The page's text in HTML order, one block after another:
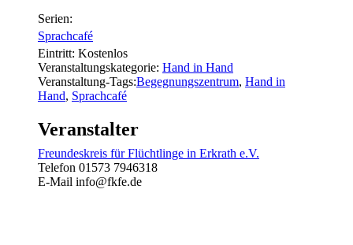
Serien:
Sprachcafé
Eintritt: Kostenlos
Veranstaltungskategorie: Hand in Hand
Veranstaltung-Tags:Begegnungszentrum, Hand in
Hand, Sprachcafé
Veranstalter
Freundeskreis für Flüchtlinge in Erkrath e.V.
Telefon 01573 7946318
E-Mail info@fkfe.de